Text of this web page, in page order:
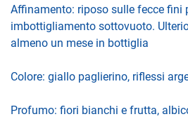
Affinamento: riposo sulle fecce fini
imbottigliamento sottovuoto.
almeno un mese in bottiglia
Colore: giallo paglierino, riflessi
Profumo: fiori bianchi e frutta,